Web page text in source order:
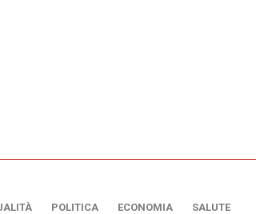
POLITICA ECONOMIA SALUTE